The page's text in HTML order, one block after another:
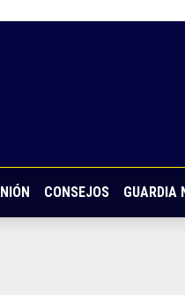
CONSEJOS GUARDIA